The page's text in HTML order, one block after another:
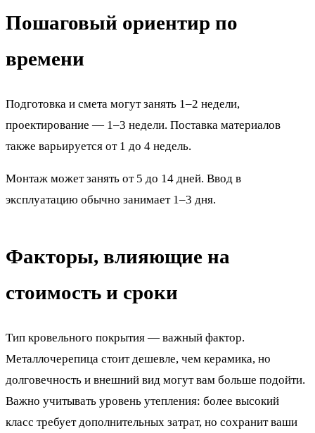
Пошаговый ориентир по
времени
Подготовка и смета могут занять 1–2 недели,
проектирование — 1–3 недели. Поставка материалов
также варьируется от 1 до 4 недель.
Монтаж может занять от 5 до 14 дней. Ввод в
эксплуатацию обычно занимает 1–3 дня.
Факторы, влияющие на
стоимость и сроки
Тип кровельного покрытия — важный фактор.
Металлочерепица стоит дешевле, чем керамика, но
долговечность и внешний вид могут вам больше подойти.
Важно учитывать уровень утепления: более высокий
класс требует дополнительных затрат, но сохранит ваши